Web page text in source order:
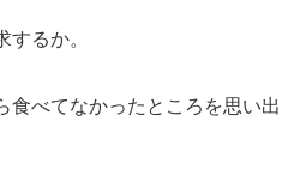
るか。
食べてなかったところを思い出